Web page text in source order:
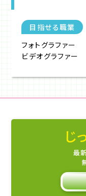
目指せる職業
フォトグラファー
ビデオグラファー
じ
最